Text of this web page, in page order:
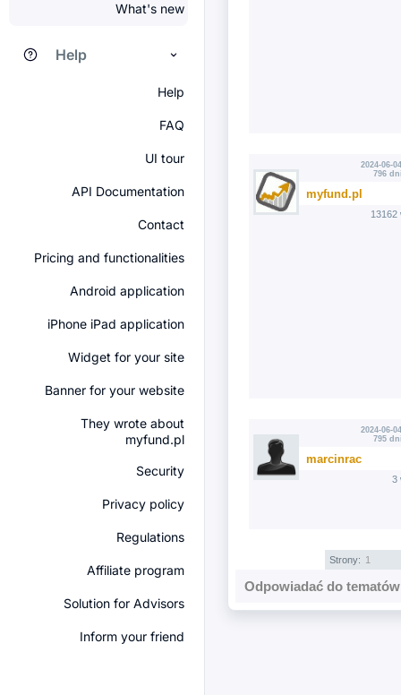
What's new
Help
Help
FAQ
UI tour
API Documentation
Contact
Pricing and functionalities
Android application
iPhone iPad application
Widget for your site
Banner for your website
They wrote about
myfund.pl
Security
Privacy policy
Regulations
Affiliate program
Solution for Advisors
Inform your friend
2024-06-
796
myfund.pl
13162
2024-06-
795
marcinrac
3
Strony: 1
Odpowiadać do